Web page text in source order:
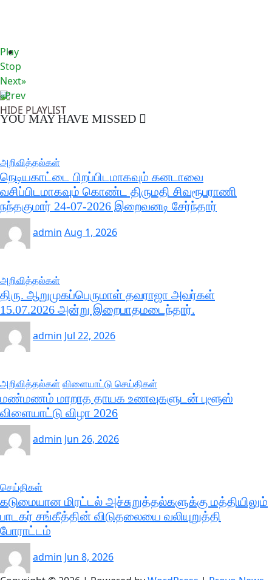
Play
Stop
Next»
«Prev
HIDE PLAYLIST
YOU MAY HAVE MISSED
அறிவித்தல்கள்
நெடியகாட்டை பிறப்பிடமாகவும் கனடாவை
வசிப்பிடமாகவும் கொண்ட திருமதி சிவரூபராணி
நந்தகுமார் 24-07-2026 இறைவனடி சேர்ந்தார்
admin Aug 1, 2026
அறிவித்தல்கள்
திரு. ஆறுமுகப்பெருமாள் தவராஜா அவர்கள்
15.07.2026 அன்று இறைபாதமடைந்தார்.
admin Jul 22, 2026
அறிவித்தல்கள் விளையாட்டு செய்திகள்
மண்மணம் மாறாத தாயக உணவுகளுடன் புளூஸ்
விளையாட்டு விழா 2026
admin Jun 26, 2026
செய்திகள்
கடுமையான மிரட்டல் அச்சுறுத்தல்களுக்கு மத்தியிலும்
பாடகர் சங்கீத்தின் விடுதலையை வலியுறுத்தி
போராட்டம்
admin Jun 8, 2026